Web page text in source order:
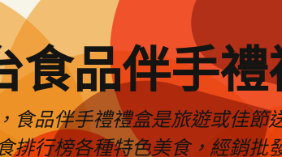
食品伴手禮
食品伴手禮禮盒是旅遊或佳節
排行榜各種特色美食，經銷批